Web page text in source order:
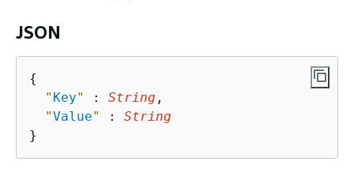
JSON
{
" Key" : String ,
"Value" : String